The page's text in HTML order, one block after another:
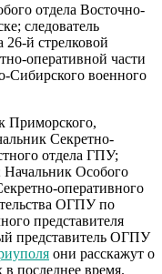
отдела Восточно-
следователь
й стрелковой
оперативной части
военного
Приморского,
Секретно-
отдела ГПУ;
Особого
оперативного
ОГПУ по
представителя
представитель ОГПУ
они расскажут о
последнее время.